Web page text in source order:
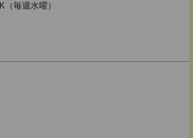
毎週水曜）